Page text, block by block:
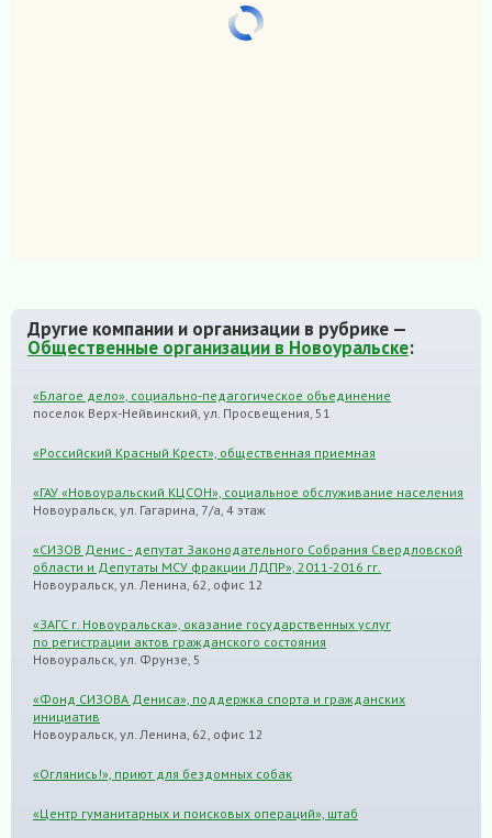
Другие компании и организации в рубрике —
Общественные организации в Новоуральске:
«Благое дело», социально-педагогическое объединение
поселок Верх-Нейвинский, ул. Просвещения, 51
«Российский Красный Крест», общественная приемная
«ГАУ «Новоуральский КЦСОН», социальное обслуживание населения
Новоуральск, ул. Гагарина, 7/а, 4 этаж
«СИЗОВ Денис - депутат Законодательного Собрания Свердловской
области и Депутаты МСУ фракции ЛДПР», 2011-2016 гг.
Новоуральск, ул. Ленина, 62, офис 12
«ЗАГС г. Новоуральска», оказание государственных услуг
по регистрации актов гражданского состояния
Новоуральск, ул. Фрунзе, 5
«Фонд СИЗОВА Дениса», поддержка спорта и гражданских
инициатив
Новоуральск, ул. Ленина, 62, офис 12
«Оглянись!», приют для бездомных собак
«Центр гуманитарных и поисковых операций», штаб